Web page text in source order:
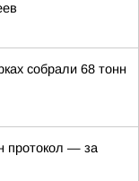
собрали 68 тонн
протокол — за